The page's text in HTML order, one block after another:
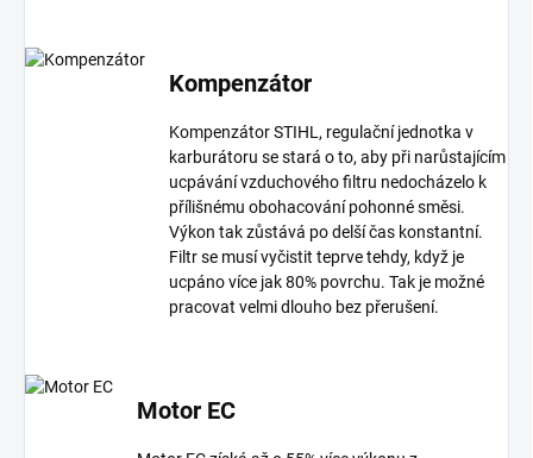
Kompenzátor
Kompenzátor STIHL, regulační jednotka v
karburátoru se stará o to, aby při narůstajícím
ucpávání vzduchového filtru nedocházelo k
přílišnému obohacování pohonné směsi.
Výkon tak zůstává po delší čas konstantní.
Filtr se musí vyčistit teprve tehdy, když je
ucpáno více jak 80% povrchu. Tak je možné
pracovat velmi dlouho bez přerušení.
Motor EC